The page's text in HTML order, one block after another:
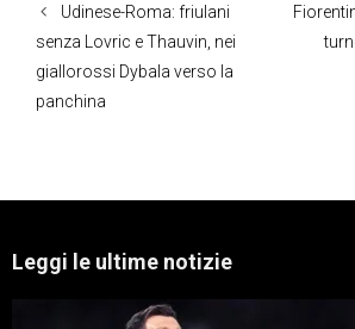
Udinese-Roma: friulani
senza Lovric e Thauvin, nei
giallorossi Dybala verso la
panchina
Leggi le ultime notizie